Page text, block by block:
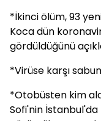
*İkinci ölüm, 93
Koca dün
gördüldüğünü
*Virüse karşı
*Otobüsten kim
Sofi'nin